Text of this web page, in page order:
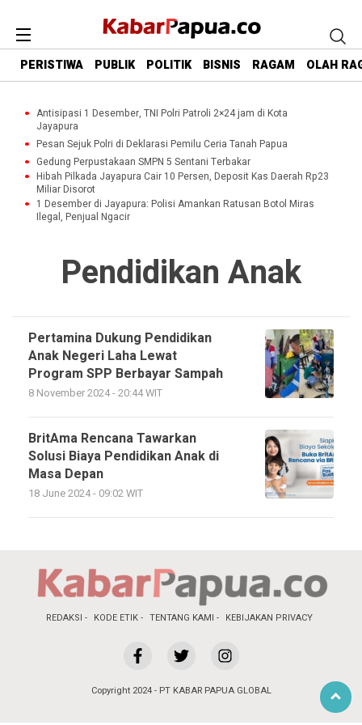
PERISTIWA PUBLIK POLITIK BISNIS RAGAM OLAH
Antisipasi 1 Desember, TNI Polri Patroli 2×24 jam di Kota
Jayapura
Pesan Sejuk Polri di Deklarasi Pemilu Ceria Tanah Papua
Gedung Perpustakaan SMPN 5 Sentani Terbakar
Hibah Pilkada Jayapura Cair 10 Persen, Deposit Kas Daerah Rp23
Miliar Disorot
1 Desember di Jayapura: Polisi Amankan Ratusan Botol Miras
Ilegal, Penjual Ngacir
Pendidikan Anak
Pertamina Dukung Pendidikan
Anak Negeri Laha Lewat
Program SPP Berbayar Sampah
8 November 2024 - 20:44 WIT
BritAma Rencana Tawarkan
Solusi Biaya Pendidikan Anak di
Masa Depan
18 June 2024 - 09:02 WIT
REDAKSI KODE ETIK TENTANG KAMI KEBIJAKAN PRIVACY
Copyright 2024 - PT KABAR PAPUA GLOBAL